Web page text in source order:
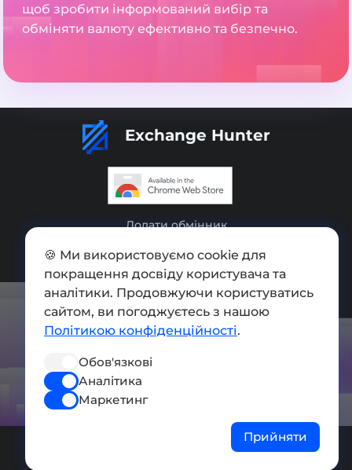
щоб зробити інформований вибір та
обміняти валюту ефективно та безпечно.
Exchange Hunter
Додати обмінник
Мапа сайту
Press kit
Умови використання
Політика конфіденційності
СОЦ. МЕРЕЖІ
🍪 Ми використовуємо cookie для
покращення досвіду користувача та
аналітики. Продовжуючи користуватись
сайтом, ви погоджуєтесь з нашою
Політикою конфіденційності.
Обов'язкові
Аналітика
Маркетинг
Прийняти